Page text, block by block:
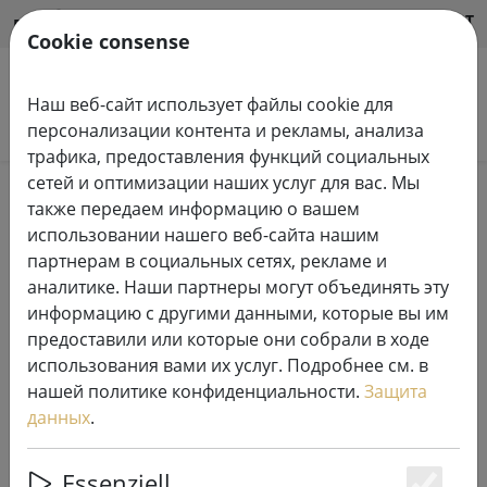
RU HILFE & SUPPORT
Поиск продуктов
Home
Системы сказочных огней
светодиодные цепи освещения системы Tech-Line
230 В
Сириус Tech-Line фея света
распределитель T-образный 230V
7 x 5 см черный
Cookie consense
Наш веб-сайт использует файлы cookie для
персонализации контента и рекламы, анализа
трафика, предоставления функций социальных
сетей и оптимизации наших услуг для вас. Мы
также передаем информацию о вашем
использовании нашего веб-сайта нашим
партнерам в социальных сетях, рекламе и
аналитике. Наши партнеры могут объединять эту
информацию с другими данными, которые вы им
предоставили или которые они собрали в ходе
использования вами их услуг. Подробнее см. в
нашей политике конфиденциальности. Защита
данных.